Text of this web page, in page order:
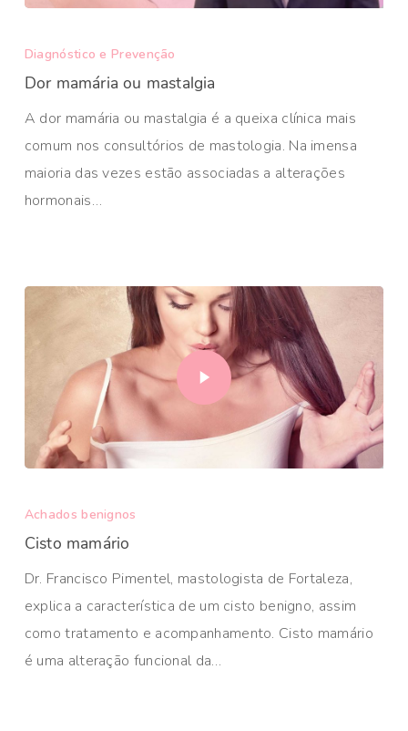
Diagnóstico e Prevenção
Dor mamária ou mastalgia
A dor mamária ou mastalgia é a queixa clínica mais
comum nos consultórios de mastologia.​ Na imensa
maioria das vezes estão associadas a alterações
hormonais…
Achados benignos
Cisto mamário
Dr. Francisco Pimentel, mastologista de Fortaleza,
explica a característica de um cisto benigno, assim
como tratamento e acompanhamento. Cisto mamário
é uma alteração funcional da…